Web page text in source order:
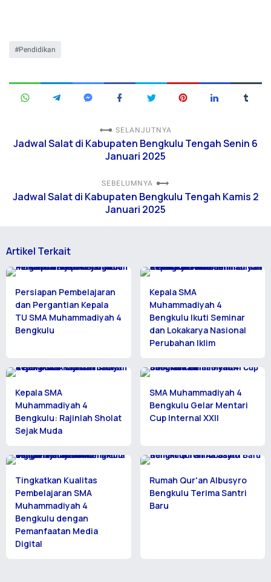
Pendidikan
SELANJUTNYA
Jadwal Salat di Kabupaten Bengkulu Tengah Senin 6
Januari 2025
SEBELUMNYA
Jadwal Salat di Kabupaten Bengkulu Tengah Kamis 2
Januari 2025
Artikel Terkait
Persiapan Pembelajaran
dan Pergantian Kepala
TU SMA Muhammadiyah 4
Bengkulu
Kepala SMA
Muhammadiyah 4
Bengkulu Ikuti Seminar
dan Lokakarya Nasional
Perubahan Iklim
Kepala SMA
Muhammadiyah 4
Bengkulu: Rajinlah Sholat
Sejak Muda
SMA Muhammadiyah 4
Bengkulu Gelar Mentari
Cup Internal XXII
Tingkatkan Kualitas
Pembelajaran SMA
Muhammadiyah 4
Bengkulu dengan
Pemanfaatan Media
Digital
Rumah Qur'an Albusyro
Bengkulu Terima Santri
Baru